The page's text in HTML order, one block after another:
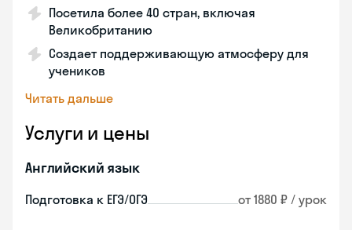
Посетила более 40 стран, включая
Великобританию
Создает поддерживающую атмосферу для
учеников
Читать дальше
Услуги и цены
Английский язык
Подготовка к ЕГЭ/ОГЭ от 1880 ₽ / урок